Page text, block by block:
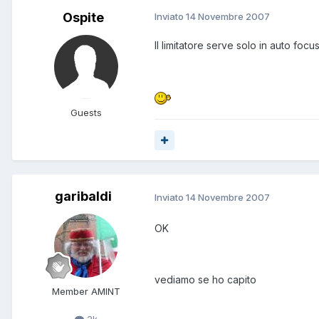
Ospite
Guests
Inviato 14 Novembre 2007
Il limitatore serve solo in auto
garibaldi
Member AMINT
Inviato 14 Novembre 2007
OK
vediamo se ho capito